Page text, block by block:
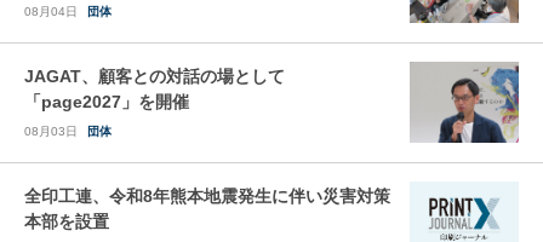
08月04日 団体
JAGAT、顧客との対話の場として
「page2027」を開催
08月03日 団体
全印工連、令和8年熊本地震発生に伴い災害対策
本部を設置